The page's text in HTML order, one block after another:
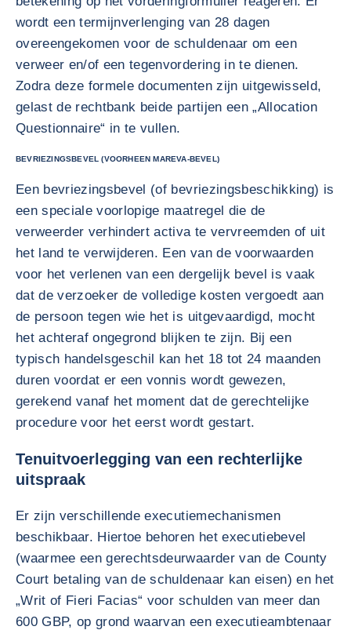
wordt een termijnverlenging van 28 dagen
overeengekomen voor de schuldenaar om een
verweer en/of een tegenvordering in te dienen.
Zodra deze formele documenten zijn uitgewisseld,
gelast de rechtbank beide partijen een „Allocation
Questionnaire“ in te vullen.
BEVRIEZINGSBEVEL (VOORHEEN MAREVA-BEVEL)
Een bevriezingsbevel (of bevriezingsbeschikking) is
een speciale voorlopige maatregel die de
verweerder verhindert activa te vervreemden of uit
het land te verwijderen. Een van de voorwaarden
voor het verlenen van een dergelijk bevel is vaak
dat de verzoeker de volledige kosten vergoedt aan
de persoon tegen wie het is uitgevaardigd, mocht
het achteraf ongegrond blijken te zijn. Bij een
typisch handelsgeschil kan het 18 tot 24 maanden
duren voordat er een vonnis wordt gewezen,
gerekend vanaf het moment dat de gerechtelijke
procedure voor het eerst wordt gestart.
Tenuitvoerlegging van een rechterlijke
uitspraak
Er zijn verschillende executiemechanismen
beschikbaar. Hiertoe behoren het executiebevel
(waarmee een gerechtsdeurwaarder van de County
Court betaling van de schuldenaar kan eisen) en het
„Writ of Fieri Facias“ voor schulden van meer dan
600 GBP, op grond waarvan een executieambtenaar